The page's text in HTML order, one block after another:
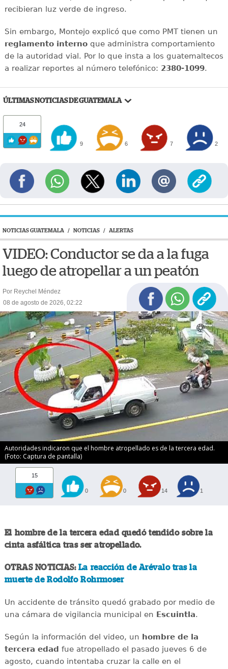
recibieran luz verde de ingreso.
Sin embargo, Montejo explicó que como PMT tienen un
reglamento internoque administra comportamiento
de la autoridad vial. Por lo que insta a los guatemaltecos
a realizar reportes al número telefónico: 2380-1099.
ÚLTIMAS NOTICIAS DE GUATEMALA
24
9 6 7 2
NOTICIAS GUATEMALA / NOTICIAS / ALERTAS
VIDEO: Conductor se da a la fuga
luego de atropellar a un peatón
Por Reychel Méndez
08 de agosto de 2026, 02:22
Autoridades indicaron que el hombre atropellado es de la tercera edad.
(Foto: Captura de pantalla)
15
0 0 14 1
El hombre de la tercera edad quedó tendido sobre la
cinta asfáltica tras ser atropellado.
OTRAS NOTICIAS: La reacción de Arévalo tras la
muerte de Rodolfo Rohrmoser
Un accidente de tránsito quedó grabado por medio de
una cámara de vigilancia municipal en Escuintla.
Según la información del video, un hombre de la
tercera edad fue atropellado el pasado jueves 6 de
agosto, cuando intentaba cruzar la calle en el